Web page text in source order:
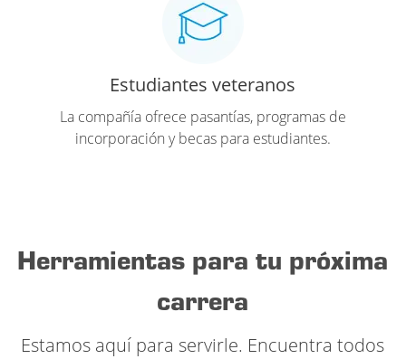
Estudiantes veteranos
La compañía ofrece pasantías, programas de
incorporación y becas para estudiantes.
Herramientas para tu próxima
carrera
Estamos aquí para servirle. Encuentra todos